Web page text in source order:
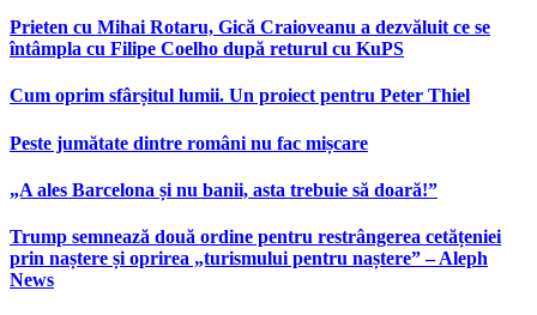
Prieten cu Mihai Rotaru, Gică Craioveanu a dezvăluit ce se
întâmpla cu Filipe Coelho după returul cu KuPS
Cum oprim sfârșitul lumii. Un proiect pentru Peter Thiel
Peste jumătate dintre români nu fac mișcare
„A ales Barcelona și nu banii, asta trebuie să doară!”
Trump semnează două ordine pentru restrângerea cetățeniei
prin naștere și oprirea „turismului pentru naștere” – Aleph
News